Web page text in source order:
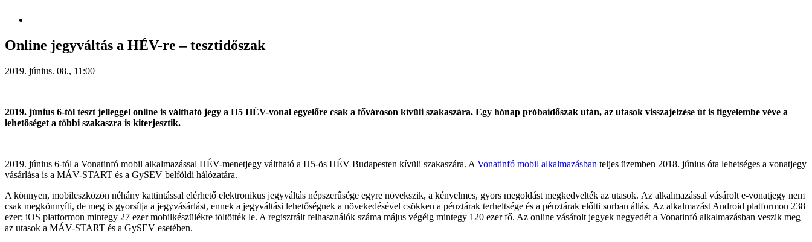
Online jegyváltás a HÉV-re – tesztidőszak
2019. június. 08., 11:00
2019. június 6-tól teszt jelleggel online is váltható jegy a H5 HÉV-vonal egyelőre csak a fővároson kívüli szakaszára. Egy hónap próbaidőszak után, az utasok visszajelzése út is figyelembe véve a
lehetőséget a többi szakaszra is kiterjesztik.
2019. június 6-tól a Vonatinfó mobil alkalmazással HÉV-menetjegy váltható a H5-ös HÉV Budapesten kívüli szakaszára. A Vonatinfó mobil alkalmazásban teljes üzemben 2018. június óta lehetséges a vonatjegy
vásárlása is a MÁV-START és a GySEV belföldi hálózatára.
A könnyen, mobileszközön néhány kattintással elérhető elektronikus jegyváltás népszerűsége egyre növekszik, a kényelmes, gyors megoldást megkedvelték az utasok. Az alkalmazással vásárolt e-vonatjegy nem
csak megkönnyíti, de meg is gyorsítja a jegyvásárlást, ennek a jegyváltási lehetőségnek a növekedésével csökken a pénztárak terheltsége és a pénztárak előtti sorban állás. Az alkalmazást Android platformon 238
ezer; iOS platformon mintegy 27 ezer mobilkészülékre töltötték le. A regisztrált felhasználók száma május végéig mintegy 120 ezer fő. Az online vásárolt jegyek negyedét a Vonatinfó alkalmazásban veszik meg
az utasok a MÁV-START és a GySEV esetében.